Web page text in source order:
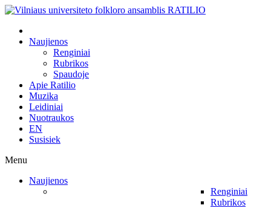
Naujienos
Renginiai
Rubrikos
Spaudoje
Apie Ratilio
Muzika
Leidiniai
Nuotraukos
EN
Susisiek
Menu
Naujienos
Renginiai
Rubrikos